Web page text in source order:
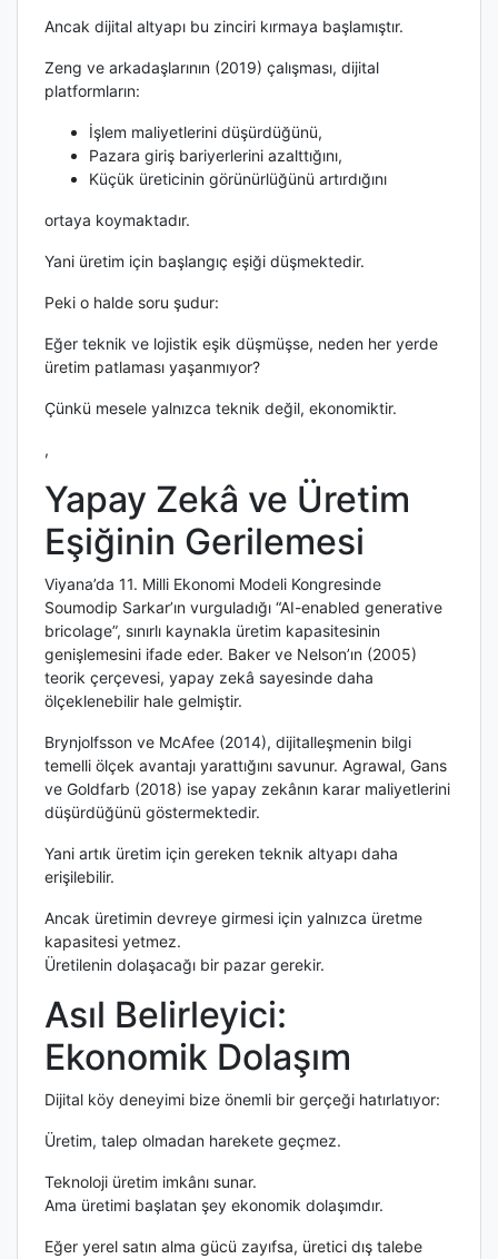
Ancak dijital altyapı bu zinciri kırmaya başlamıştır.
Zeng ve arkadaşlarının (2019) çalışması, dijital
platformların:
İşlem maliyetlerini düşürdüğünü,
Pazara giriş bariyerlerini azalttığını,
Küçük üreticinin görünürlüğünü artırdığını
ortaya koymaktadır.
Yani üretim için başlangıç eşiği düşmektedir.
Peki o halde soru şudur:
Eğer teknik ve lojistik eşik düşmüşse, neden her yerde
üretim patlaması yaşanmıyor?
Çünkü mesele yalnızca teknik değil, ekonomiktir.
,
Yapay Zekâ ve Üretim
Eşiğinin Gerilemesi
Viyana’da 11. Milli Ekonomi Modeli Kongresinde
Soumodip Sarkar’ın vurguladığı “AI-enabled generative
bricolage”, sınırlı kaynakla üretim kapasitesinin
genişlemesini ifade eder. Baker ve Nelson’ın (2005)
teorik çerçevesi, yapay zekâ sayesinde daha
ölçeklenebilir hale gelmiştir.
Brynjolfsson ve McAfee (2014), dijitalleşmenin bilgi
temelli ölçek avantajı yarattığını savunur. Agrawal, Gans
ve Goldfarb (2018) ise yapay zekânın karar maliyetlerini
düşürdüğünü göstermektedir.
Yani artık üretim için gereken teknik altyapı daha
erişilebilir.
Ancak üretimin devreye girmesi için yalnızca üretme
kapasitesi yetmez.
Üretilenin dolaşacağı bir pazar gerekir.
Asıl Belirleyici:
Ekonomik Dolaşım
Dijital köy deneyimi bize önemli bir gerçeği hatırlatıyor:
Üretim, talep olmadan harekete geçmez.
Teknoloji üretim imkânı sunar.
Ama üretimi başlatan şey ekonomik dolaşımdır.
Eğer yerel satın alma gücü zayıfsa, üretici dış talebe